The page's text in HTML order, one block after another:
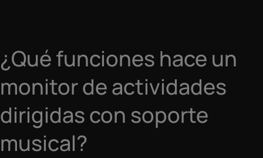
¿Qué funciones hace un
monitor de actividades
dirigidas con soporte
musical?